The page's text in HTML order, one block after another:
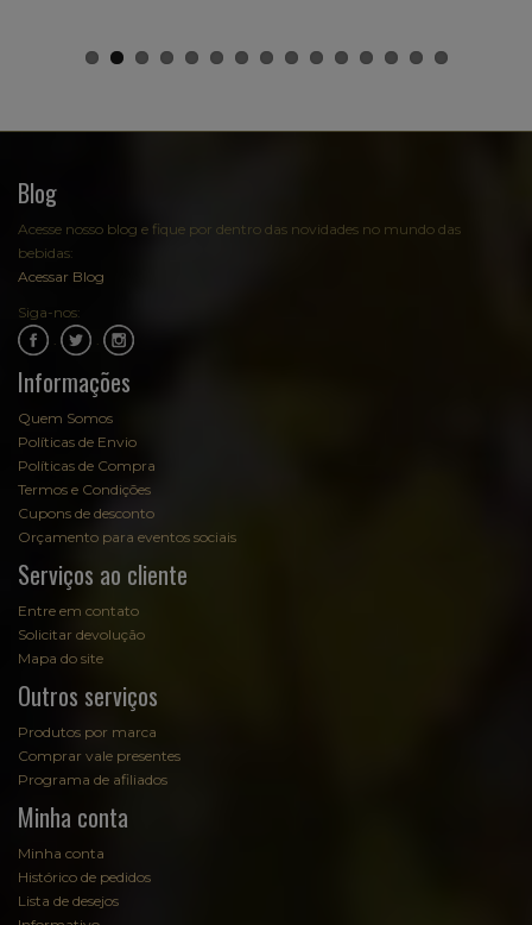
Blog
Acesse nosso blog e fique por dentro das novidades no mundo das
bebidas:
Acessar Blog
Siga-nos:
Informações
Quem Somos
Políticas de Envio
Políticas de Compra
Termos e Condições
Cupons de desconto
Orçamento para eventos sociais
Serviços ao cliente
Entre em contato
Solicitar devolução
Mapa do site
Outros serviços
Produtos por marca
Comprar vale presentes
Programa de afiliados
Minha conta
Minha conta
Histórico de pedidos
Lista de desejos